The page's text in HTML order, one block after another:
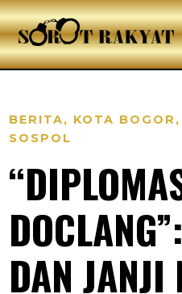
BERITA, KOTA BOGOR ,
SOSPOL
DAN